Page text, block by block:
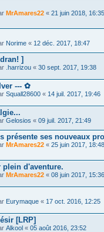
MrAmares22 « 21 juin 2018, 16:35
Norime « 12 déc. 2017, 18:47
]
.harrizou « 30 sept. 2017, 19:38
--- ✿
Squall28600 « 14 juil. 2017, 19:46
Gelosios « 09 juil. 2017, 21:49
présente ses nouveaux
MrAmares22 « 25 juin 2017, 18:48
d'aventure.
MrAmares22 « 08 juin 2017, 15:36
Eurymaque « 17 oct. 2016, 12:25
[LRP]
Alkool « 05 août 2016, 23:52